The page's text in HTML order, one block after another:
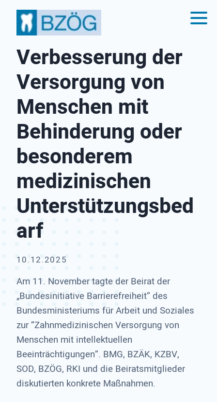
Verbesserung der
Versorgung von
Menschen mit
Behinderung oder
besonderem
medizinischen
Unterstützungsbed
arf
10.12.2025
Am 11. November tagte der Beirat der
„Bundesinitiative Barrierefreiheit“ des
Bundesministeriums für Arbeit und Soziales
zur ”Zahnmedizinischen Versorgung von
Menschen mit intellektuellen
Beeinträchtigungen”. BMG, BZÄK, KZBV,
SOD, BZÖG, RKI und die Beiratsmitglieder
diskutierten konkrete Maßnahmen.